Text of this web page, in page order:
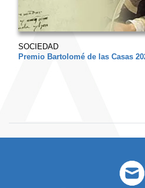
SOCIEDAD
Premio Bartolomé de las Casas